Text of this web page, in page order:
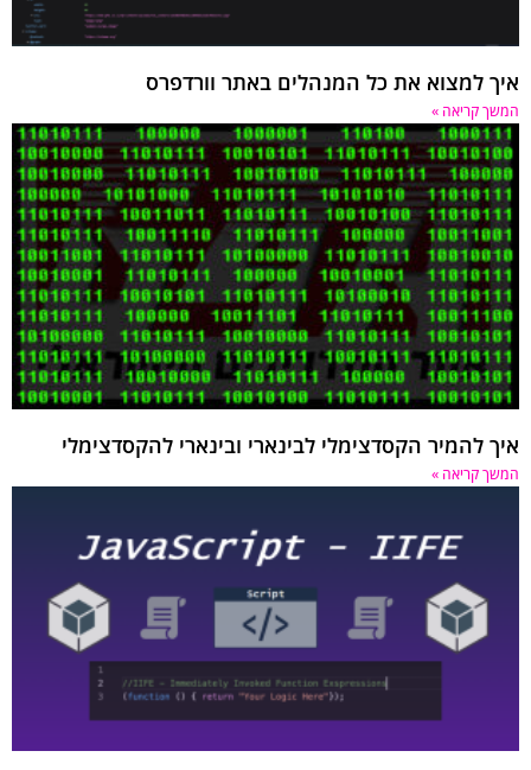
איך למצוא את כל המנהלים באתר וורדפרס
המשך קריאה »
איך להמיר הקסדצימלי לבינארי ובינארי להקסדצימלי
המשך קריאה »